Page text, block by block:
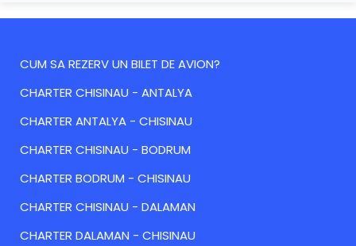
CUM SA REZERV UN BILET DE AVION?
CHARTER CHISINAU - ANTALYA
CHARTER ANTALYA - CHISINAU
CHARTER CHISINAU - BODRUM
CHARTER BODRUM - CHISINAU
CHARTER CHISINAU - DALAMAN
CHARTER DALAMAN - CHISINAU